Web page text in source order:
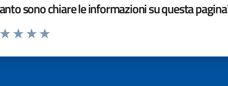
sono chiare le informazioni su questa
da 1 a 5 stelle la pagina